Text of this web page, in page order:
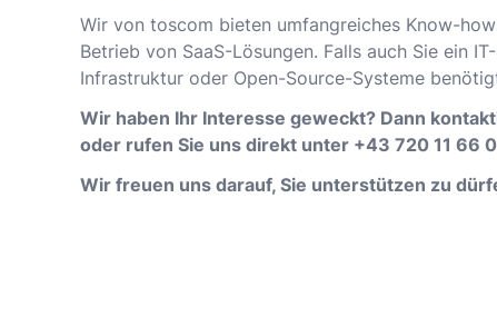
Wir von toscom bieten umfangreiches Know-
Betrieb von SaaS-Lösungen. Falls auch Sie ein
Infrastruktur oder Open-Source-Systeme
Wir haben Ihr Interesse geweckt? Dann
oder rufen Sie uns direkt unter +43 720 11 66
Wir freuen uns darauf, Sie unterstützen zu